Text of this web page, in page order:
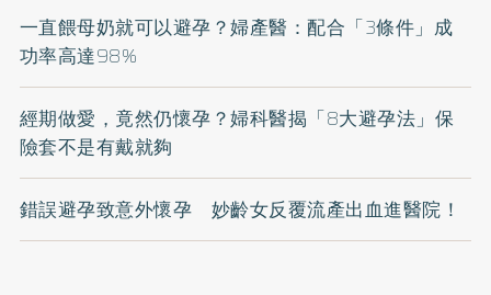
一直餵母奶就可以避孕？婦產醫：配合「3條件」成
功率高達98%
經期做愛，竟然仍懷孕？婦科醫揭「8大避孕法」保
險套不是有戴就夠
錯誤避孕致意外懷孕 妙齡女反覆流產出血進醫院！